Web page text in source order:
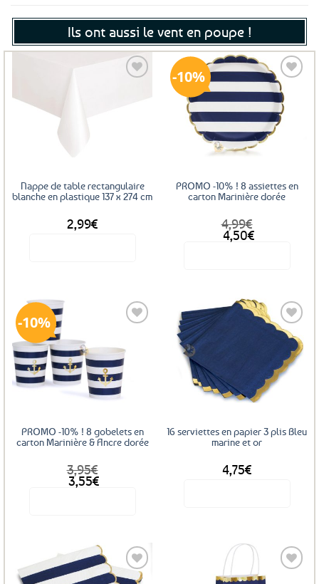
Ils ont aussi le vent en poupe !
Nappe de table rectangulaire
blanche en plastique 137 x 274 cm
2,99€
10%
Ajouter
aux
favoris
PROMO -10% ! 8 assiettes en
carton Marinière dorée
4,99€
Le
prix
4,50€
Le
prix
10%
Ajouter
favoris
PROMO -10% ! 8 gobelets en
carton Marinière & Ancre dorée
3,95€
Le
prix
3,55€
Le
prix
Ajouter
aux
favoris
16 serviettes en papier 3 plis Bleu
marine et or
4,75€